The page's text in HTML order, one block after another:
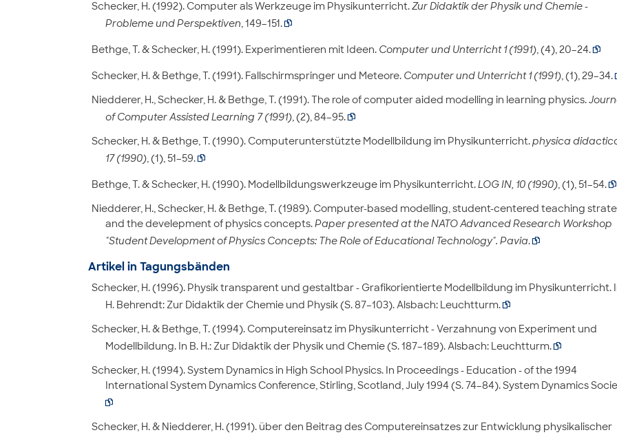
Schecker, H. (1992). Computer als Werkzeuge im Physikunterricht.Zur Didaktik der Physik und Chemie -
Probleme und Perspektiven, 149–151.
Bethge, T. & Schecker, H. (1991). Experimentieren mit Ideen. Computer und Unterricht 1 (1991), (4), 20–24.
Schecker, H. & Bethge, T. (1991). Fallschirmspringer und Meteore. Computer und Unterricht 1 (1991), (1), 29–34.
Niedderer, H., Schecker, H. & Bethge, T. (1991). The role of computer aided modelling in learning physics.
of Computer Assisted Learning 7 (1991), (2), 84–95.
Schecker, H. & Bethge, T. (1990). Computerunterstützte Modellbildung im Physikunterricht.physica
17 (1990), (1), 51–59.
Bethge, T. & Schecker, H. (1990). Modellbildungswerkzeuge im Physikunterricht.LOG IN, 10 (1990), (1), 51–54.
Niedderer, H., Schecker, H. & Bethge, T. (1989). Computer-based modelling, student-centered teaching
and the develepment of physics concepts.Paper presented at the NATO Advanced Research Workshop
"Student Development of Physics Concepts: The Role of Educational Technology". Pavia.
Artikel in Tagungsbänden
Schecker, H. (1996). Physik transparent und gestaltbar - Grafikorientierte Modellbildung im Physikunterricht.
H. Behrendt: Zur Didaktik der Chemie und Physik (S. 87–103). Alsbach: Leuchtturm.
Schecker, H. & Bethge, T. (1994). Computereinsatz im Physikunterricht - Verzahnung von Experiment und
Modellbildung. In B. H.: Zur Didaktik der Physik und Chemie (S. 187–189). Alsbach: Leuchtturm.
Schecker, H. (1994). System Dynamics in High School Physics. In Proceedings - Education - of the 1994
International System Dynamics Conference, Stirling, Scotland, July 1994 (S. 74–84). System Dynamics

Schecker, H. & Niedderer, H. (1991). über den Beitrag des Computereinsatzes zur Entwicklung physikalischer